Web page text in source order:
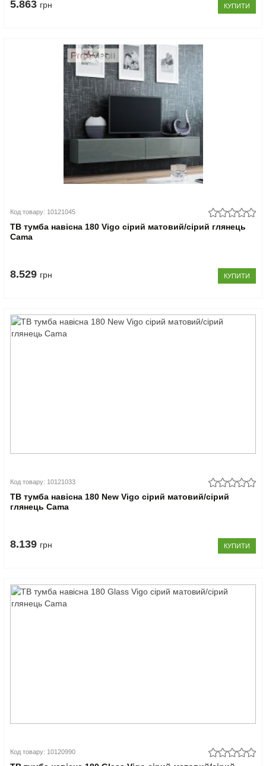
5.863 грн КУПИТИ
Код товару: 10121045
ТВ тумба навісна 180 Vigo сірий матовий/сірий глянець
Cama
8.529 грн КУПИТИ
Код товару: 10121033
ТВ тумба навісна 180 New Vigo сірий матовий/сірий
глянець Cama
8.139 грн КУПИТИ
Код товару: 10120990